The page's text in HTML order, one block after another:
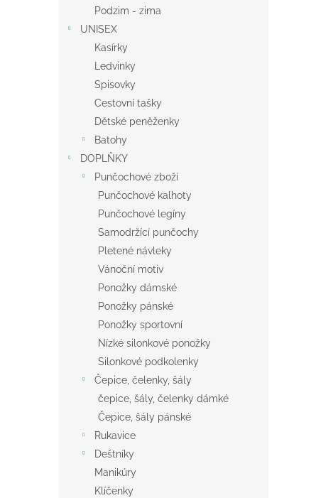
Podzim - zima
UNISEX
Kasírky
Ledvinky
Spisovky
Cestovní tašky
Dětské peněženky
Batohy
DOPLŇKY
Punčochové zboží
Punčochové kalhoty
Punčochové legíny
Samodržící punčochy
Pletené návleky
Vánoční motiv
Ponožky dámské
Ponožky pánské
Ponožky sportovní
Nízké silonkové ponožky
Silonkové podkolenky
Čepice, čelenky, šály
čepice, šály, čelenky dámké
Čepice, šály pánské
Rukavice
Deštníky
Manikúry
Klíčenky